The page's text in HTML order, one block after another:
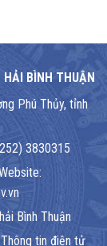
BÌNH THUẬN
Phú Thủy, tỉnh
3830315
Bình Thuận
tin điện tử